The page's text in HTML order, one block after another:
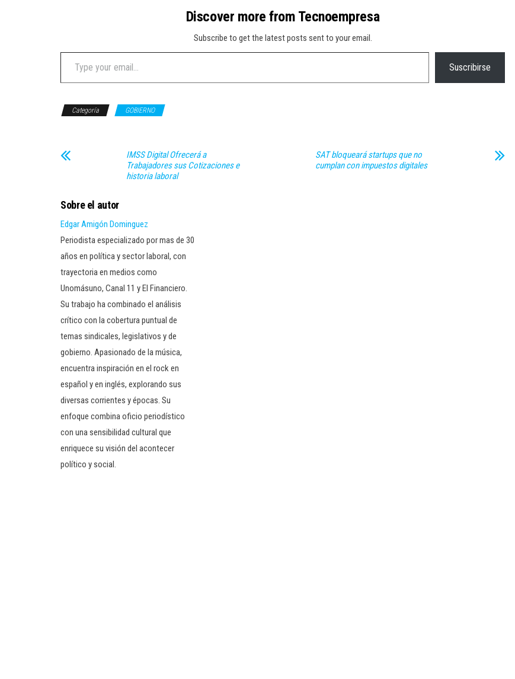
Discover more from Tecnoempresa
Subscribe to get the latest posts sent to your email.
Type your email…
Suscribirse
Categoría GOBIERNO
IMSS Digital Ofrecerá a
Trabajadores sus Cotizaciones e
historia laboral
SAT bloqueará startups que no
cumplan con impuestos digitales
Sobre el autor
Edgar Amigón Dominguez
Periodista especializado por mas de 30
años en política y sector laboral, con
trayectoria en medios como
Unomásuno, Canal 11 y El Financiero.
Su trabajo ha combinado el análisis
crítico con la cobertura puntual de
temas sindicales, legislativos y de
gobierno. Apasionado de la música,
encuentra inspiración en el rock en
español y en inglés, explorando sus
diversas corrientes y épocas. Su
enfoque combina oficio periodístico
con una sensibilidad cultural que
enriquece su visión del acontecer
político y social.